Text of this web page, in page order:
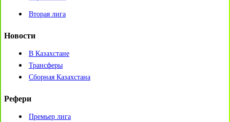
Вторая лига
Новости
В Казахстане
Трансферы
Сборная Казахстана
Рефери
Премьер лига